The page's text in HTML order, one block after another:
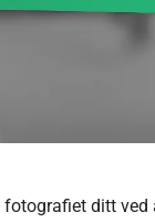
fotografiet ditt